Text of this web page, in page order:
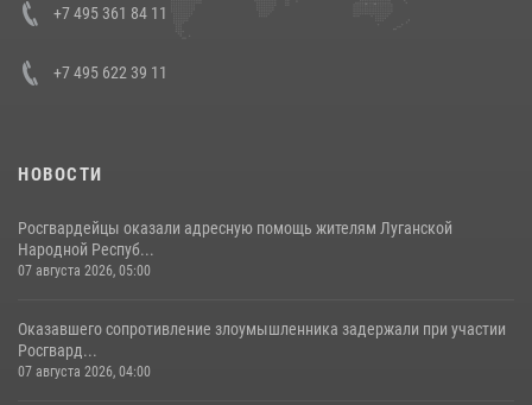
+7 495 361 84 11
+7 495 622 39 11
НОВОСТИ
Росгвардейцы оказали адресную помощь жителям Луганской
Народной Респуб...
07 августа 2026, 05:00
Оказавшего сопротивление злоумышленника задержали при участии
Росгвард...
07 августа 2026, 04:00